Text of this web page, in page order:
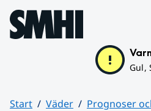
Hoppa till sidans innehåll
Gul,
Start Väder
Prognoser